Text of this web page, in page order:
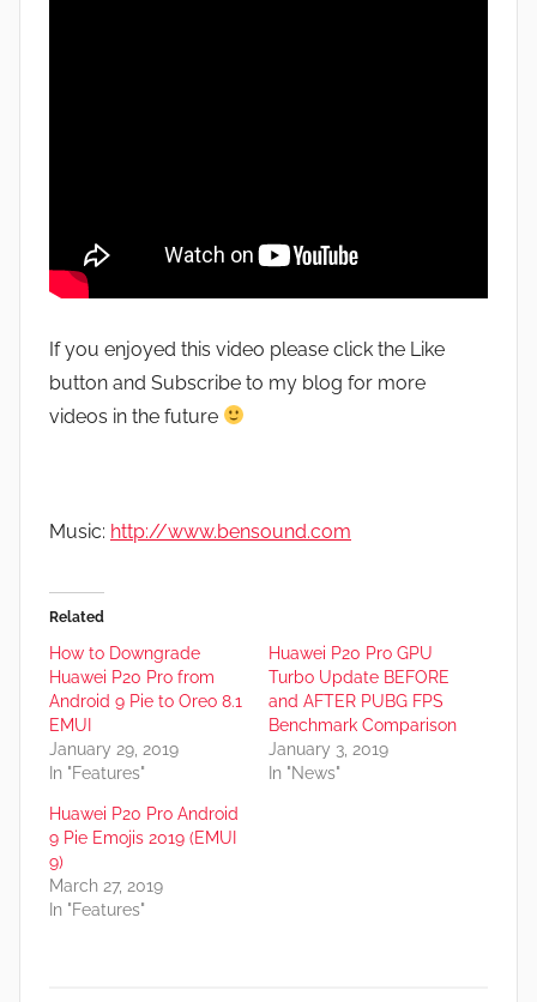
If you enjoyed this video please click the Like
button and Subscribe to my blog for more
videos in the future
Music: http://www.bensound.com
Related
How to Downgrade
Huawei P20 Pro from
Android 9 Pie to Oreo 8.1
EMUI
January 29, 2019
In "Features"
Huawei P20 Pro GPU
Turbo Update BEFORE
and AFTER PUBG FPS
Benchmark Comparison
January 3, 2019
In "News"
Huawei P20 Pro Android
9 Pie Emojis 2019 (EMUI
9)
March 27, 2019
In "Features"